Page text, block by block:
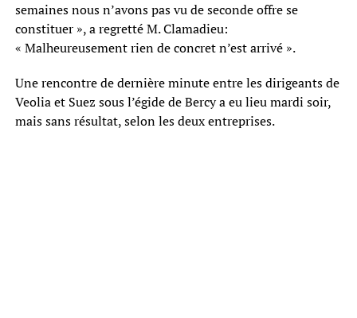
semaines nous n’avons pas vu de seconde offre se
constituer », a regretté M. Clamadieu:
« Malheureusement rien de concret n’est arrivé ».
Une rencontre de dernière minute entre les dirigeants de
Veolia et Suez sous l’égide de Bercy a eu lieu mardi soir,
mais sans résultat, selon les deux entreprises.